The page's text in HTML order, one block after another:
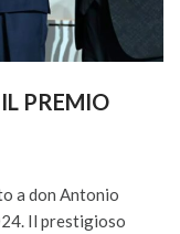
PREMIO
a don Antonio
Il prestigioso